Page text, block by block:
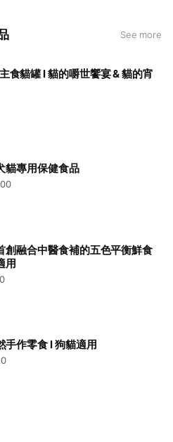
See more
食貓罐 l 貓的嚼世饗宴 & 貓的宵
貓專用保健食品
創融合中醫食補的五色平衡鮮食
用
手作零食 l 狗貓適用